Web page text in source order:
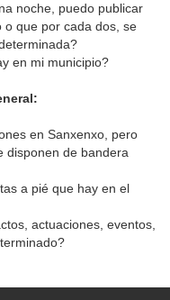
noche, puedo publicar
o que por cada dos, se
en mi municipio?
en Sanxenxo, pero
disponen de bandera
a pié que hay en el
actuaciones, eventos,